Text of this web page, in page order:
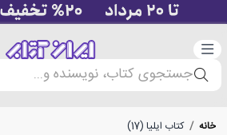
دسته‌بندی
جستجوی کتاب، نویسنده و...
خانه / کتاب ایلیا (17)